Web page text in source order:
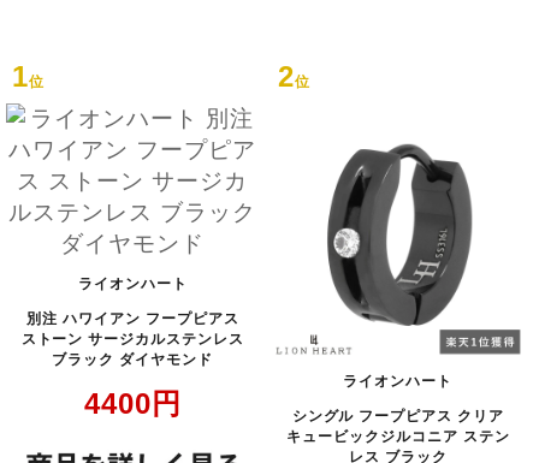
ライオンハート
別注 ハワイアン フープピアス
ストーン サージカルステンレス
ブラック ダイヤモンド
4400 円
1位
ライオンハート
シングル フープピアス クリア
キュービックジルコニア ステン
レス ブラック
2位